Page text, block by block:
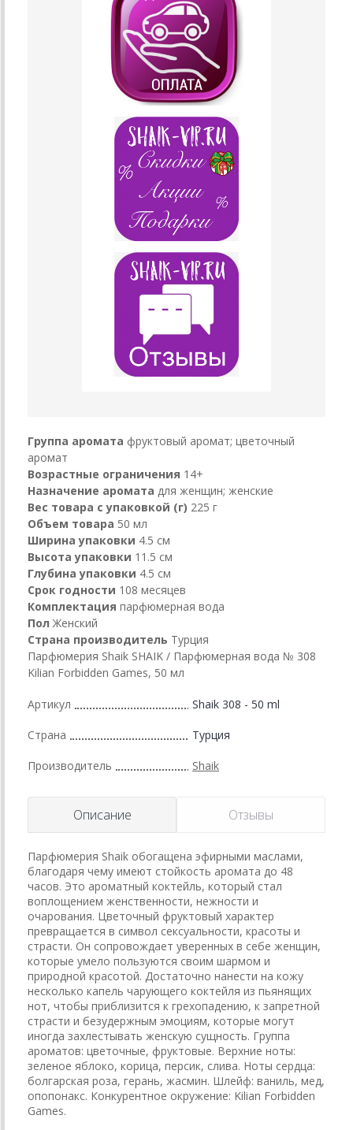
Группа аромата фруктовый аромат; цветочный
аромат
Возрастные ограничения 14+
Назначение аромата для женщин; женские
Вес товара с упаковкой (г) 225 г
Объем товара 50 мл
Ширина упаковки 4.5 см
Высота упаковки 11.5 см
Глубина упаковки 4.5 см
Срок годности 108 месяцев
Комплектация парфюмерная вода
Пол Женский
Страна производитель Турция
Парфюмерия Shaik SHAIK / Парфюмерная вода № 308
Kilian Forbidden Games, 50 мл
Артикул Shaik 308 - 50 ml
Страна Турция
Производитель Shaik
Описание Отзывы
Парфюмерия Shaik обогащена эфирными маслами,
благодаря чему имеют стойкость аромата до 48
часов. Это ароматный коктейль, который стал
воплощением женственности, нежности и
очарования. Цветочный фруктовый характер
превращается в символ сексуальности, красоты и
страсти. Он сопровождает уверенных в себе женщин,
которые умело пользуются своим шармом и
природной красотой. Достаточно нанести на кожу
несколько капель чарующего коктейля из пьянящих
нот, чтобы приблизится к грехопадению, к запретной
страсти и безудержным эмоциям, которые могут
иногда захлестывать женскую сущность. Группа
ароматов: цветочные, фруктовые. Верхние ноты:
зеленое яблоко, корица, персик, слива. Ноты сердца:
болгарская роза, герань, жасмин. Шлейф: ваниль, мед,
опопонакс. Конкурентное окружение: Kilian Forbidden
Games.